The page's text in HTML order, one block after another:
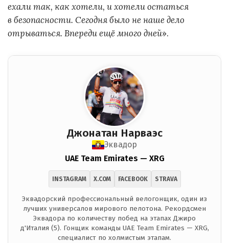
ехали так, как хотели, и хотели остаться
в безопасности. Сегодня было не наше дело
отрываться. Впереди ещё много дней».
Джонатан Нарваэс
Эквадор
UAE Team Emirates — XRG
INSTAGRAM X.COM FACEBOOK STRAVA
Эквадорский профессиональный велогонщик, один из
лучших универсалов мирового пелотона. Рекордсмен
Эквадора по количеству побед на этапах Джиро
д'Италия (5). Гонщик команды UAE Team Emirates — XRG,
специалист по холмистым этапам.